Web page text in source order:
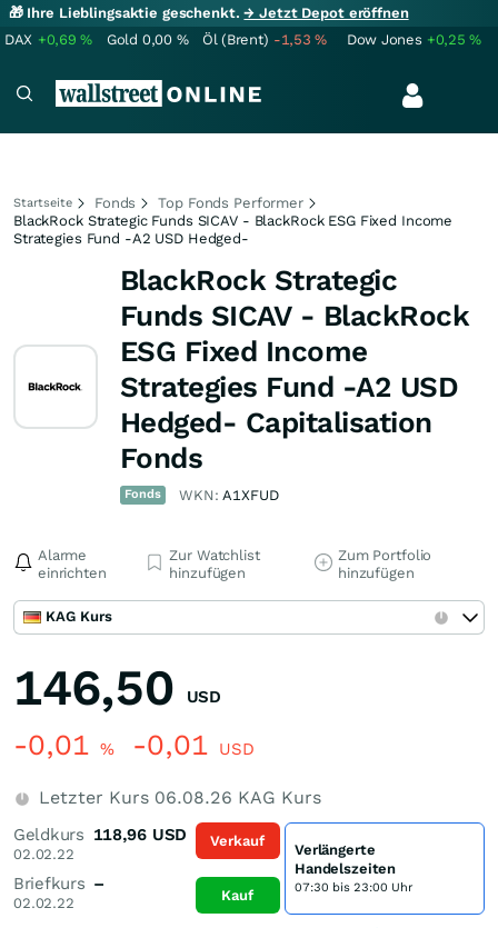
🎁 Ihre Lieblingsaktie geschenkt.→ Jetzt Depot eröffnen
DAX +0,69% Gold 0,00 % Öl (Brent) -1,53% Dow Jones +0,25%
Startseite Fonds
Top Fonds Performer
BlackRock Strategic Funds SICAV - BlackRock ESG Fixed Income
Strategies Fund -A2 USD Hedged-
BlackRock Strategic
Funds SICAV - BlackRock
ESG Fixed Income
Strategies Fund -A2 USD
Hedged- Capitalisation
Fonds
Fonds WKN:A1XFUD
Alarme
einrichten
Zur Watchlist
hinzufügen
Zum Portfolio
hinzufügen
KAG Kurs
146,50 USD
-0,01 % -0,01 USD
Letzter Kurs 06.08.26 KAG Kurs
Geldkurs
02.02.22
118,96 USD
Briefkurs
02.02.22
–
Verkauf
Kauf
Verlängerte
Handelszeiten
07:30 bis 23:00 Uhr